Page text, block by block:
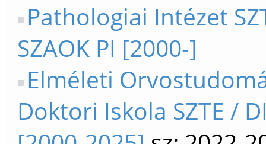
Pathologiai Intézet
SZAOK PI [2000-]
Elméleti
Doktori Iskola SZTE /